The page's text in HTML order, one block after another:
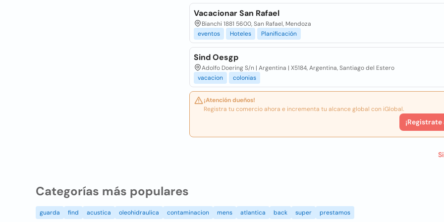
Vacacionar San Rafael
Bianchi 1881 5600, San Rafael, Mendoza
eventos
Hoteles Planificación
Sind Oesgp
Adolfo Doering S/n | Argentina | X5184, Argentina, Santiago del Estero
vacacion
colonias
¡Atención dueños!
Registra tu comercio ahora e incrementa tu alcance global con iGlobal.
¡Registrate
Categorías más populares
guarda find acustica oleohidraulica contaminacion mens atlantica back super prestamos